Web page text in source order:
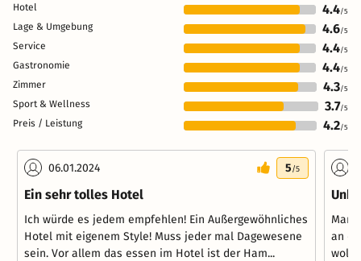
Hotel 4.4/5
Lage & Umgebung 4.6/5
Service 4.4/5
Gastronomie 4.4/5
Zimmer 4.3/5
Sport & Wellness 3.7/5
Preis / Leistung 4.2/5
06.01.2024 5/5
Ein sehr tolles Hotel
Ich würde es jedem empfehlen! Ein Außergewöhnliches
Hotel mit eigenem Style! Muss jeder mal Dagewesene
sein. Vor allem das essen im Hotel ist der Ham...
Man
an